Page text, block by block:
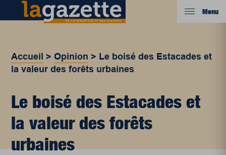
Menu
Accueil >Opinion > Le boisé des Estacades et
la valeur des forêts urbaines
Le boisé des Estacades et
la valeur des forêts
urbaines